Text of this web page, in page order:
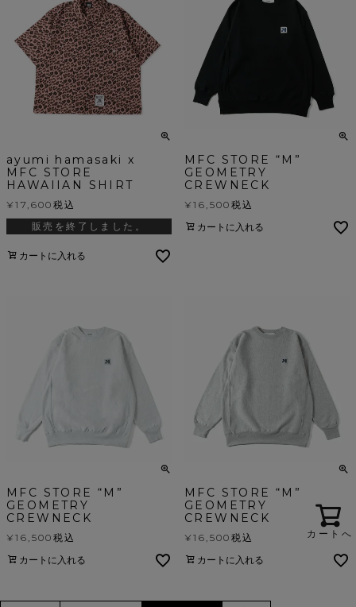
ayumi hamasaki x
MFC STORE
HAWAIIAN SHIRT
¥17,600 税込
販売を終了しました。
カートに入れる
MFC STORE “M”
GEOMETRY
CREWNECK
¥16,500 税込
カートに入れる
MFC STORE “M”
GEOMETRY
CREWNECK
¥16,500 税込
カートに入れる
MFC STORE “M”
GEOMETRY
CREWNECK
¥16,500 税込
カートに入れる
カートへ